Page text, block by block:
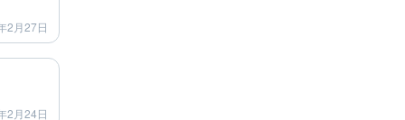
2月27日
2月24日